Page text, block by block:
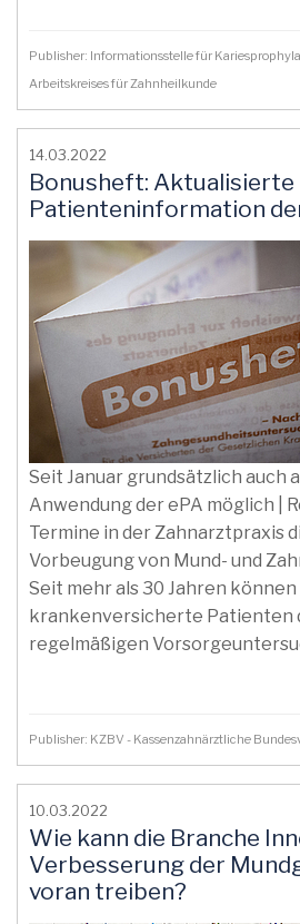
Publisher: Informationsstelle für
Arbeitskreises für Zahnheilkunde
14.03.2022
Bonusheft: Aktualisierte
Patienteninformation
Seit Januar grundsätzlich auch
Anwendung der ePA möglich |
Termine in der Zahnarztpraxis
Vorbeugung von Mund- und
Seit mehr als 30 Jahren
krankenversicherte Patienten
regelmäßigen
Publisher: KZBV - Kassenzahnärztliche
10.03.2022
Wie kann die Branche
Verbesserung der
voran treiben?